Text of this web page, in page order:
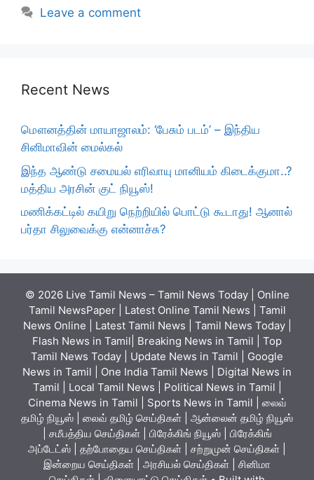
Leave a comment
Recent News
மௌனத்தின் மாயாஜாலம்: ‘பேசும் படம்’ – இந்திய
சினிமாவின் மைல்கல்
இந்த ஆண்டு சமையல் எரிவாயு மானியம் கிடைக்குமா..?
மத்திய அரசின் குட் நியூஸ்!
மணிக்கட்டில் கயிறு நெற்றியில் பொட்டு கூடாது! ஆனால்
பர்தா சிலுவைக்கு என்னாச்சு?
© 2026 Live Tamil News – Tamil News Today | Online
Tamil NewsPaper | Latest Online Tamil News | Tamil
News Online | Latest Tamil News | Tamil News Today |
Flash News in Tamil| Breaking News in Tamil | Top
Tamil News Today | Update News in Tamil | Google
News in Tamil | One India Tamil News | Digital News in
Tamil | Local Tamil News | Political News in Tamil |
Cinema News in Tamil | Sports News in Tamil | லைவ்
தமிழ் நியூஸ் | லைவ் தமிழ் செய்திகள் | ஆன்லைன் தமிழ் நியூஸ்
| சமீபத்திய செய்திகள் | பிரேக்கிங் நியூஸ் | பிரேக்கிங்
அப்டேட்ஸ் | தற்போதைய செய்திகள் | சற்றுமுன் செய்திகள் |
இன்றைய செய்திகள் | அரசியல் செய்திகள் | சினிமா